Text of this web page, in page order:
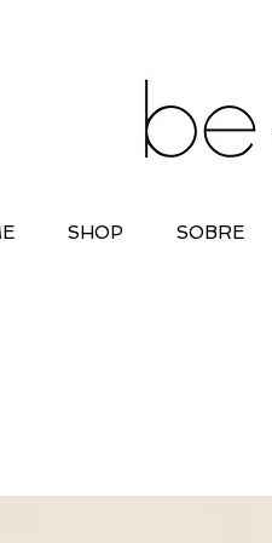
SHOP SOBRE